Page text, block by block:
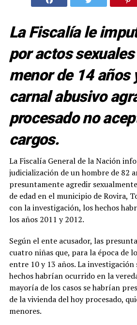
La Fiscalía le
por actos
menor de 14 años
carnal abusivo
procesado no
cargos.
La Fiscalía General de la Nación
judicialización de un hombre de 82
presuntamente agredir
de edad en el municipio de Rovira,
con la investigación, los hechos
los años 2011 y 2012.
Según el ente acusador, las
cuatro niñas que, para la época de
entre 10 y 13 años. La investigación
hechos habrían ocurrido en la
mayoría de los casos se habrían
de la vivienda del hoy procesado,
menores.